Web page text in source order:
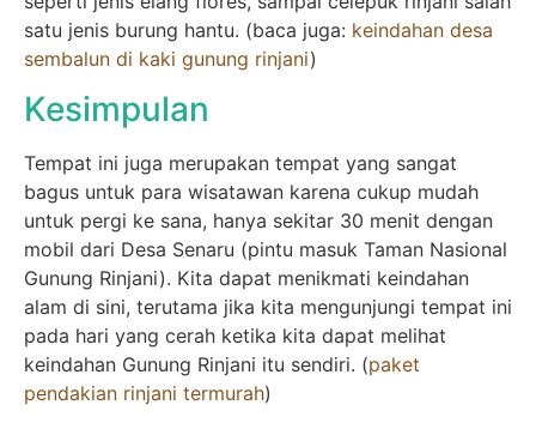
satu jenis burung hantu. (baca juga: keindahan desa
sembalun di kaki gunung rinjani)
Kesimpulan
Tempat ini juga merupakan tempat yang sangat
bagus untuk para wisatawan karena cukup mudah
untuk pergi ke sana, hanya sekitar 30 menit dengan
mobil dari Desa Senaru (pintu masuk Taman Nasional
Gunung Rinjani). Kita dapat menikmati keindahan
alam di sini, terutama jika kita mengunjungi tempat ini
pada hari yang cerah ketika kita dapat melihat
keindahan Gunung Rinjani itu sendiri. (paket
pendakian rinjani termurah)